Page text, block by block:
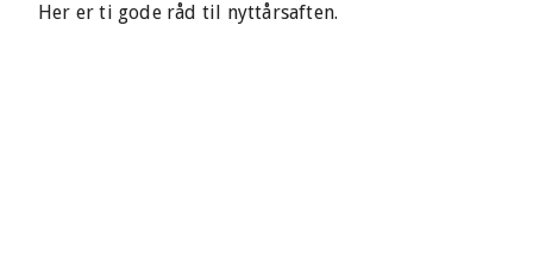
Her er ti gode råd til nyttårsaften.